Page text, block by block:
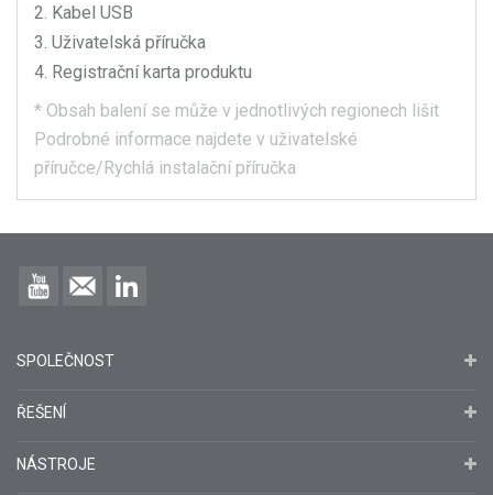
Kabel USB
Uživatelská příručka
Registrační karta produktu
* Obsah balení se může v jednotlivých regionech lišit
Podrobné informace najdete v uživatelské
příručce/Rychlá instalační příručka
SPOLEČNOST
ŘEŠENÍ
NÁSTROJE